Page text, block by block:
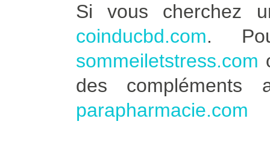
Si vous cherchez
coinducbd.com.
sommeiletstress.com
des compléments
parapharmacie.com